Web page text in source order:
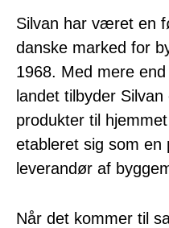
Silvan har været en
danske marked for
1968. Med mere
landet tilbyder
produkter til
etableret sig som
leverandør af
Når det kommer til